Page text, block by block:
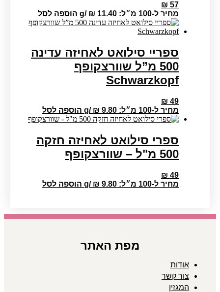
₪ 57
מחיר ל-100 מ״ל:
₪ 11.40
/
g הוספה לסל
ספריי סילואט לאחיזה עדינה
500 מ”ל שוורצקופף
Schwarzkopf
₪ 49
מחיר ל-100 מ״ל:
₪ 9.80
/
g הוספה לסל
ספרי סילואט לאחיזה חזקה
500 מ"ל – שוורצקופף
₪ 49
מחיר ל-100 מ״ל:
₪ 9.80
/
g הוספה לסל
מפת האתר
אודות
צור קשר
המגזין